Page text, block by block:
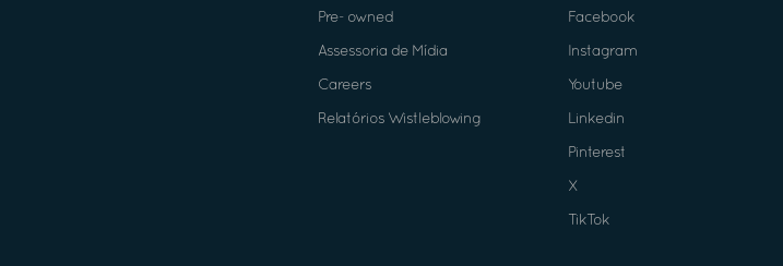
Pre- owned
Assessoria de Mídia
Careers
Relatórios Wistleblowing
Facebook
Instagram
Youtube
Linkedin
Pinterest
X
TikTok